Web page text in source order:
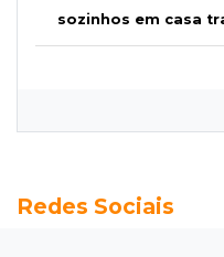
sozinhos em casa
formação de
23:00Ideb
Redes Sociais